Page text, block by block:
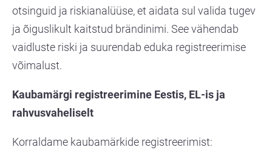
otsinguid ja riskianalüüse, et aidata sul valida tugev
ja õiguslikult kaitstud brändinimi. See vähendab
vaidluste riski ja suurendab eduka registreerimise
võimalust.
Kaubamärgi registreerimine Eestis, EL-is ja
rahvusvaheliselt
Korraldame kaubamärkide registreerimist: